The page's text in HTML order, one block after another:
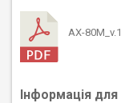
AX-
Інформація